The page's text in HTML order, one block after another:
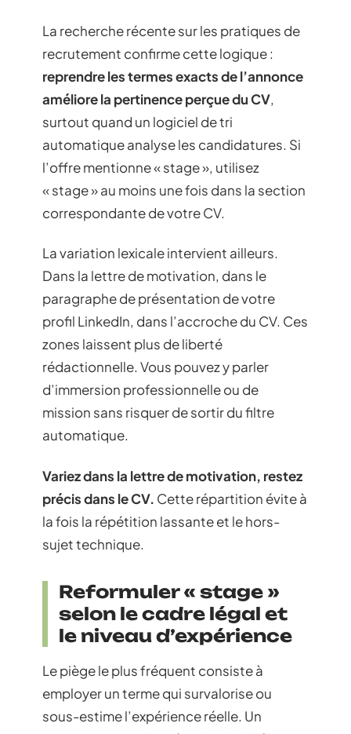
La recherche récente sur les pratiques de
recrutement confirme cette logique :
reprendre les termes exacts de l’annonce
améliore la pertinence perçue du CV,
surtout quand un logiciel de tri
automatique analyse les candidatures. Si
l’offre mentionne « stage », utilisez
« stage » au moins une fois dans la section
correspondante de votre CV.
La variation lexicale intervient ailleurs.
Dans la lettre de motivation, dans le
paragraphe de présentation de votre
profil LinkedIn, dans l’accroche du CV. Ces
zones laissent plus de liberté
rédactionnelle. Vous pouvez y parler
d’immersion professionnelle ou de
mission sans risquer de sortir du filtre
automatique.
Variez dans la lettre de motivation, restez
précis dans le CV. Cette répartition évite à
la fois la répétition lassante et le hors-
sujet technique.
Reformuler « stage »
selon le cadre légal et
le niveau d’expérience
Le piège le plus fréquent consiste à
employer un terme qui survalorise ou
sous-estime l’expérience réelle. Un